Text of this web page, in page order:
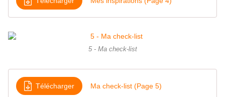
5 - Ma check-list
Télécharger Ma check-list (Page 5)